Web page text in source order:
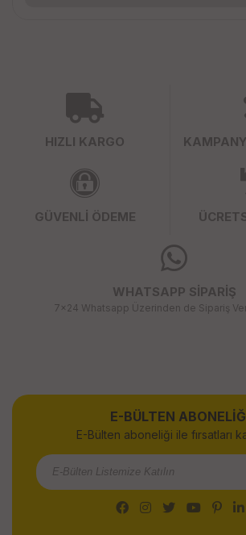
HIZLI KARGO
GÜVENLİ ÖDEME
WHATSAPP SİPARİŞ
7x24 Whatsapp Üzerinden de Sipariş
E-BÜLTEN
E-Bülten aboneliği ile fırsatları